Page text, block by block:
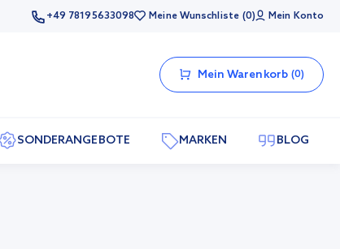
+49 78195633098 Meine Wunschliste 0 Mein Konto
Mein Warenkorb 0
SONDERANGEBOTE MARKEN BLOG